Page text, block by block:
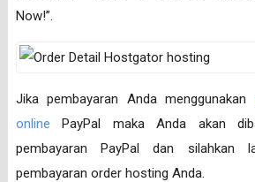
Now!”.
Jika pembayaran Anda menggunakan
online PayPal maka Anda akan
pembayaran PayPal dan silahkan
pembayaran order hosting Anda.